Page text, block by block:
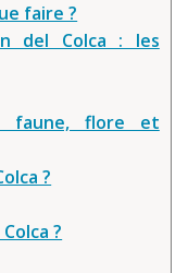
faire ?
del Colca : les
faune, flore et
?
?